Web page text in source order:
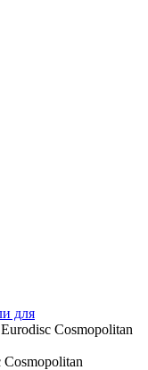
для
Cosmopolitan